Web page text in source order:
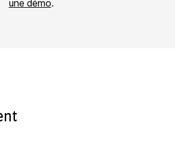
une démo.